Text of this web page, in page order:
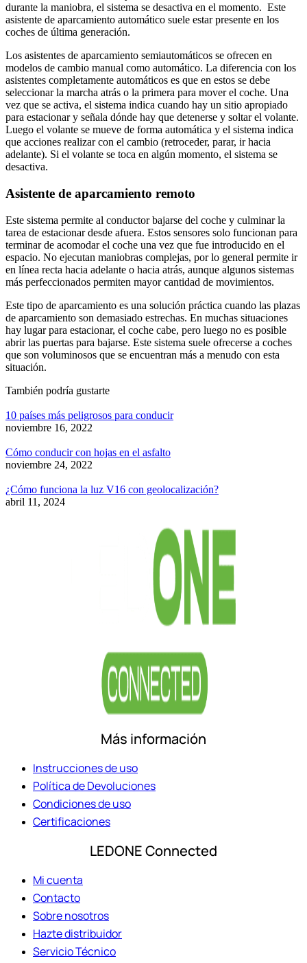
durante la maniobra, el sistema se desactiva en el momento. Este
asistente de aparcamiento automático suele estar presente en los
coches de última generación.
Los asistentes de aparcamiento semiautomáticos se ofrecen en
modelos de cambio manual como automático. La diferencia con los
asistentes completamente automáticos es que en estos se debe
seleccionar la marcha atrás o la primera para mover el coche. Una
vez que se activa, el sistema indica cuando hay un sitio apropiado
para estacionar y señala dónde hay que detenerse y soltar el volante.
Luego el volante se mueve de forma automática y el sistema indica
que acciones realizar con el cambio (retroceder, parar, ir hacia
adelante). Si el volante se toca en algún momento, el sistema se
desactiva.
Asistente de aparcamiento remoto
Este sistema permite al conductor bajarse del coche y culminar la
tarea de estacionar desde afuera. Estos sensores solo funcionan para
terminar de acomodar el coche una vez que fue introducido en el
espacio. No ejecutan maniobras complejas, por lo general permite ir
en línea recta hacia adelante o hacia atrás, aunque algunos sistemas
más perfeccionados permiten mayor cantidad de movimientos.
Este tipo de aparcamiento es una solución práctica cuando las plazas
de aparcamiento son demasiado estrechas. En muchas situaciones
hay lugar para estacionar, el coche cabe, pero luego no es posible
abrir las puertas para bajarse. Este sistema suele ofrecerse a coches
que son voluminosos que se encuentran más a menudo con esta
situación.
También podría gustarte
10 países más peligrosos para conducir
noviembre 16, 2022
Cómo conducir con hojas en el asfalto
noviembre 24, 2022
¿Cómo funciona la luz V16 con geolocalización?
abril 11, 2024
Más información
Instrucciones de uso
Política de Devoluciones
Condiciones de uso
Certificaciones
LEDONE Connected
Mi cuenta
Contacto
Sobre nosotros
Hazte distribuidor
Servicio Técnico